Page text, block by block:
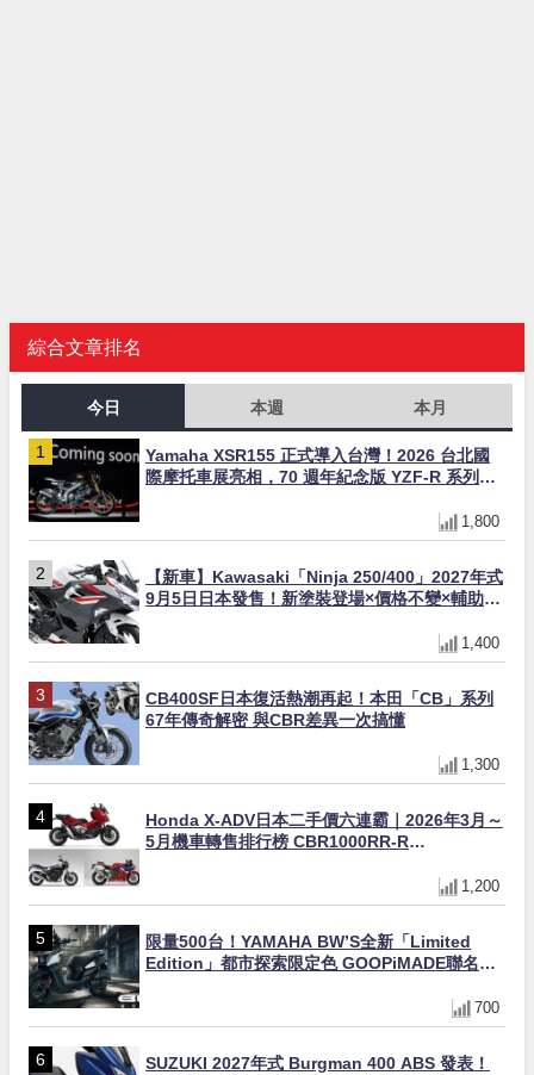
綜合文章排名
今日 本週 本月
Yamaha XSR155 正式導入台灣！2026 台北國
際摩托車展亮相，70 週年紀念版 YZF-R 系列限
1,800
【新車】Kawasaki「Ninja 250/400」2027年式
9月5日日本發售！新塗裝登場×價格不變×輔助滑
1,400
CB400SF日本復活熱潮再起！本田「CB」系列
67年傳奇解密 與CBR差異一次搞懂
1,300
Honda X-ADV日本二手價六連霸｜2026年3月～
5月機車轉售排行榜 CBR1000RR-R
1,200
限量500台！YAMAHA BW’S全新「Limited
Edition」都市探索限定色 GOOPiMADE聯名包
700
SUZUKI 2027年式 Burgman 400 ABS 發表！